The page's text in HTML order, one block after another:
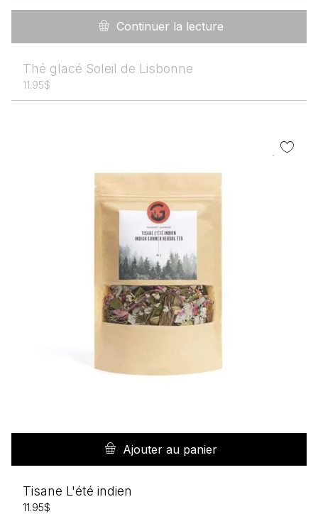
Continuer la lecture
Thé glacé Soleil de Lisbonne
11.95$
Ajouter au panier
Tisane L'été indien
11.95$